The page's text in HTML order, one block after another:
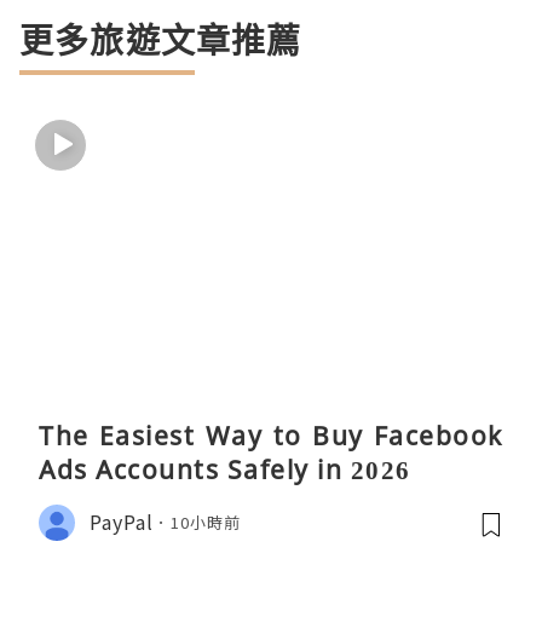
更多旅遊文章推薦
The Easiest Way to Buy Facebook
Ads Accounts Safely in 2026
PayPal 10小時前